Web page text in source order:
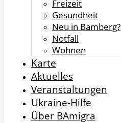
Freizeit
Gesundheit
Neu in Bamberg?
Notfall
Wohnen
Karte
Aktuelles
Veranstaltungen
Ukraine-Hilfe
Über BAmigra